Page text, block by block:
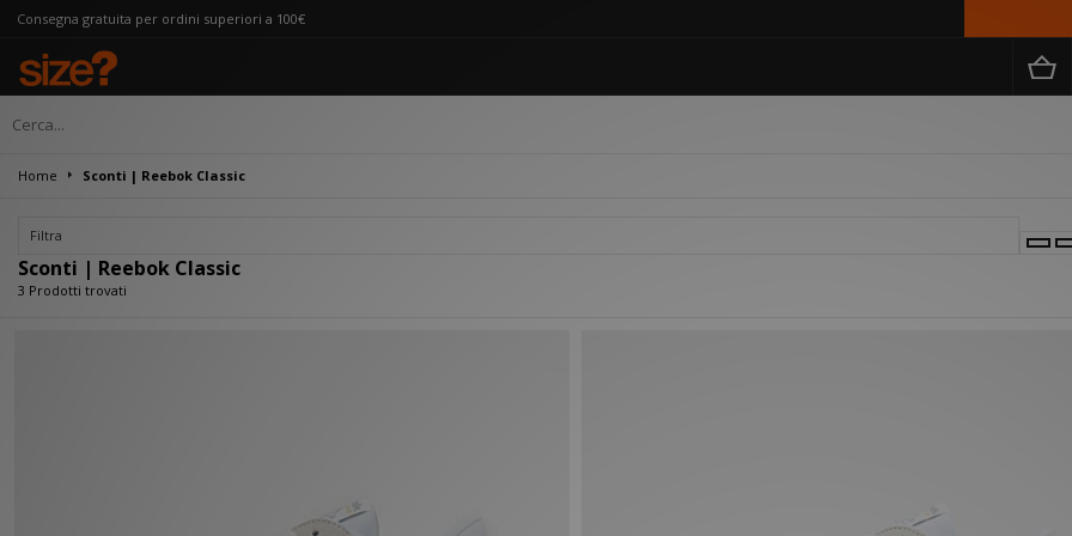
gratuita per ordini superiori a 100€
Home Sconti | Reebok Classic
Filtra
Sconti | Reebok Classic
3 Prodotti trovati